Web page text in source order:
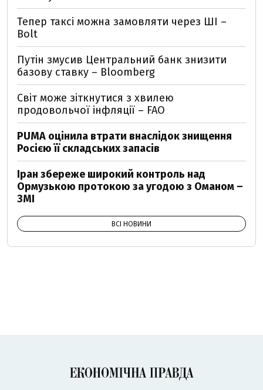
Тепер таксі можна замовляти через ШІ –
Bolt
Путін змусив Центральний банк знизити
базову ставку – Bloomberg
Світ може зіткнутися з хвилею
продовольчої інфляції – FAO
PUMA оцінила втрати внаслідок знищення
Росією її складських запасів
Іран збереже широкий контроль над
Ормузькою протокою за угодою з Оманом –
ЗМІ
ВСІ НОВИНИ